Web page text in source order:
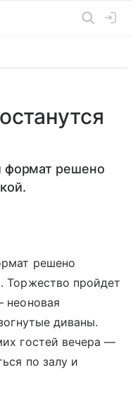
формат решено
решено
Торжество пройдет
неоновая
диваны.
гостей вечера —
по залу и